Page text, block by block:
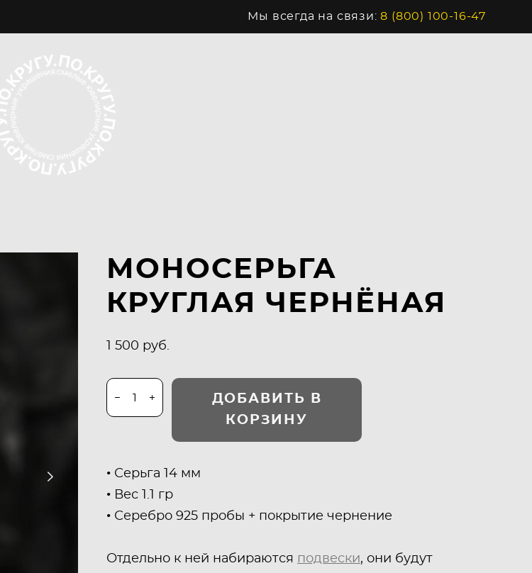
Мы всегда на связи:8 (800) 100-16-47
МОНОСЕРЬГА
КРУГЛАЯ ЧЕРНЁНАЯ
1 500 pуб.
ДОБАВИТЬ В
КОРЗИНУ
• Серьга 14 мм
• Вес 1.1 гр
• Серебро 925 пробы + покрытие чернение
Отдельно к ней набираются подвески, они будут